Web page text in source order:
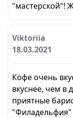
"мастерской"!
Viktoriia
18.03.2021
Кофе очень
вкуснее, чем в
приятные
"Филадельфия"